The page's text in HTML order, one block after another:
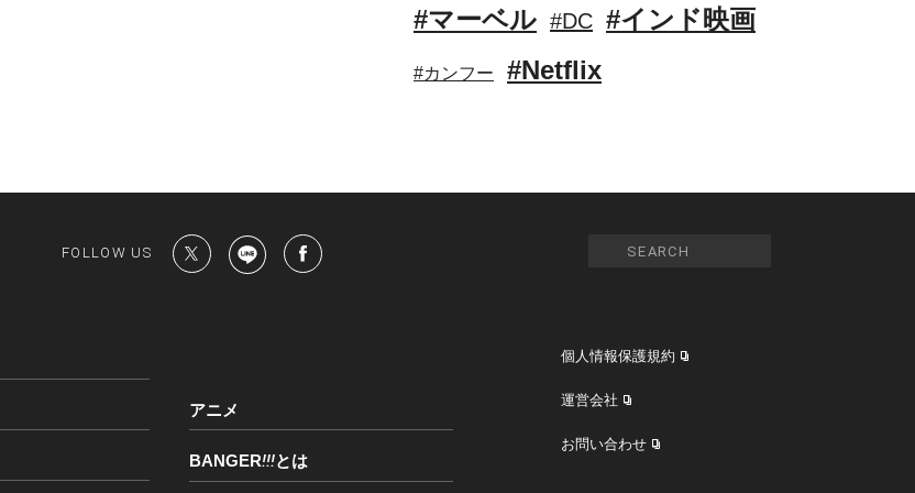
#マーベル #DC #インド映画
#カンフー #Netflix
FOLLOW US
アニメ
BANGER!!!とは
個人情報保護規約
運営会社
お問い合わせ